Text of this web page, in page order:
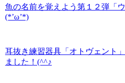
魚の名前を覚えよう第１２弾「ウ
(*’ω’*)
耳抜き練習器具「オトヴェント
ました！(^^♪